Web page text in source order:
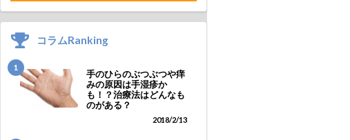
コラムRanking
1
手のひらのぶつぶつや痒
みの原因は手湿疹か
も！？治療法はどんなも
のがある？
2018/2/13